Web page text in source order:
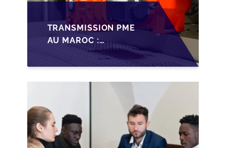
TRANSMISSION PME
AU MAROC :
PRÉPARATIONS CLÉS
POUR LES